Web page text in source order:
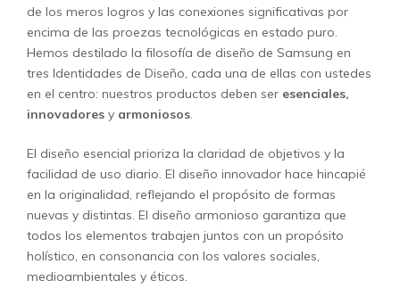
de los meros logros y las conexiones significativas por
encima de las proezas tecnológicas en estado puro.
Hemos destilado la filosofía de diseño de Samsung en
tres Identidades de Diseño, cada una de ellas con ustedes
en el centro: nuestros productos deben ser esenciales,
innovadores y armoniosos.
El diseño esencial prioriza la claridad de objetivos y la
facilidad de uso diario. El diseño innovador hace hincapié
en la originalidad, reflejando el propósito de formas
nuevas y distintas. El diseño armonioso garantiza que
todos los elementos trabajen juntos con un propósito
holístico, en consonancia con los valores sociales,
medioambientales y éticos.